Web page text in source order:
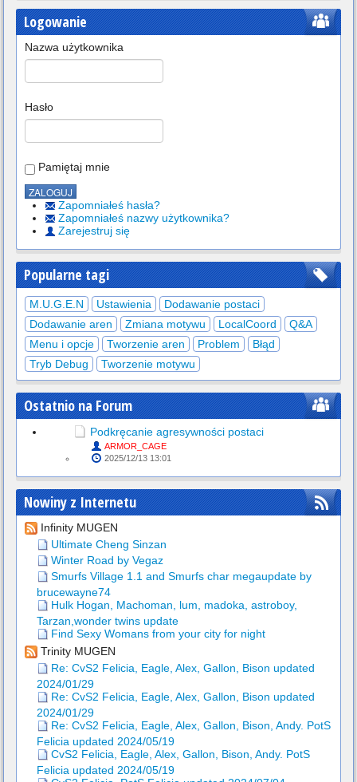
Logowanie
Nazwa użytkownika
Hasło
Pamiętaj mnie
Zapomniałeś hasła?
Zapomniałeś nazwy użytkownika?
Zarejestruj się
Popularne tagi
M.U.G.E.N Ustawienia
Dodawanie postaci
Dodawanie aren
Zmiana motywu LocalCoord
Q&A
Menu i opcje
Tworzenie aren Problem
Błąd
Tryb Debug
Tworzenie motywu
Ostatnio na Forum
Podkręcanie agresywności postaci
ARMOR_CAGE
2025/12/13 13:01
Nowiny z Internetu
Infinity MUGEN
Ultimate Cheng Sinzan
Winter Road by Vegaz
Smurfs Village 1.1 and Smurfs char megaupdate by
brucewayne74
Hulk Hogan, Machoman, lum, madoka, astroboy,
Tarzan,wonder twins update
Find Sexy Womans from your city for night
Trinity MUGEN
Re: CvS2 Felicia, Eagle, Alex, Gallon, Bison updated
2024/01/29
Re: CvS2 Felicia, Eagle, Alex, Gallon, Bison updated
2024/01/29
Re: CvS2 Felicia, Eagle, Alex, Gallon, Bison, Andy. PotS
Felicia updated 2024/05/19
CvS2 Felicia, Eagle, Alex, Gallon, Bison, Andy. PotS
Felicia updated 2024/05/19